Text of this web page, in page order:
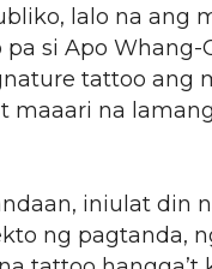
lalo na ang
si Apo Whang-
tattoo ang
maaari na
iniulat din
ng pagtanda,